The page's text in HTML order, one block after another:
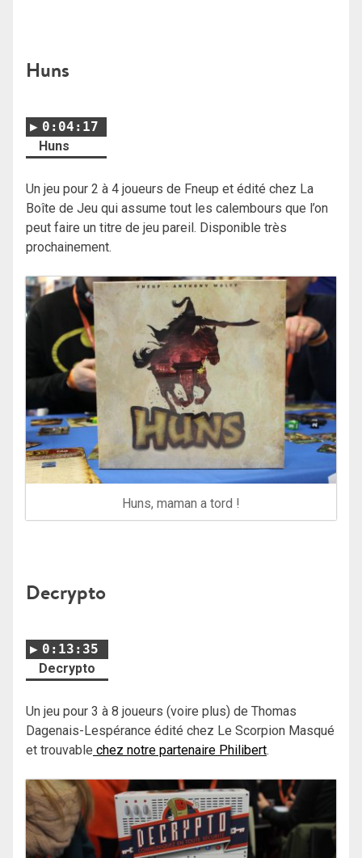
Huns
0:04:17
Huns
Un jeu pour 2 à 4 joueurs de Fneup et édité chez La
Boîte de Jeu qui assume tout les calembours que l’on
peut faire un titre de jeu pareil. Disponible très
prochainement.
Huns, maman a tord !
Decrypto
0:13:35
Decrypto
Un jeu pour 3 à 8 joueurs (voire plus) de Thomas
Dagenais-Lespérance édité chez Le Scorpion Masqué
et trouvable chez notre partenaire Philibert.